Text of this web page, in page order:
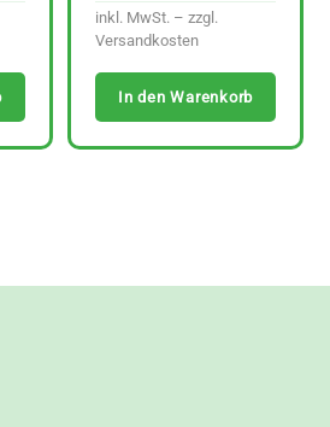
inkl. MwSt. – zzgl.
Versandkosten
In den Warenkorb